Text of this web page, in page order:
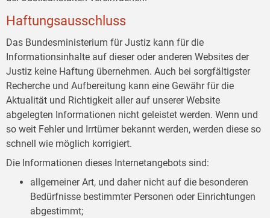
Haftungsausschluss
Das Bundesministerium für Justiz kann für die
Informationsinhalte auf dieser oder anderen Websites der
Justiz keine Haftung übernehmen. Auch bei sorgfältigster
Recherche und Aufbereitung kann eine Gewähr für die
Aktualität und Richtigkeit aller auf unserer Website
abgelegten Informationen nicht geleistet werden. Wenn und
so weit Fehler und Irrtümer bekannt werden, werden diese so
schnell wie möglich korrigiert.
Die Informationen dieses Internetangebots sind:
allgemeiner Art, und daher nicht auf die besonderen
Bedürfnisse bestimmter Personen oder Einrichtungen
abgestimmt;